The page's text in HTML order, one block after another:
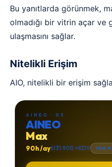
Bu yanıtlarda görünmek,
olmadığı bir vitrin açar
ulaşmasını sağlar.
Nitelikli Erişim
AIO, nitelikli bir erişim
AINEO · 03
AINEO
Max
90h /ay₺131.900 +KDV TAM